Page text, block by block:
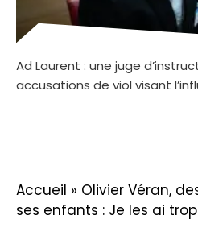
Ad Laurent : une juge
accusations de viol visant
Accueil » Olivier Véran,
ses enfants : Je les ai